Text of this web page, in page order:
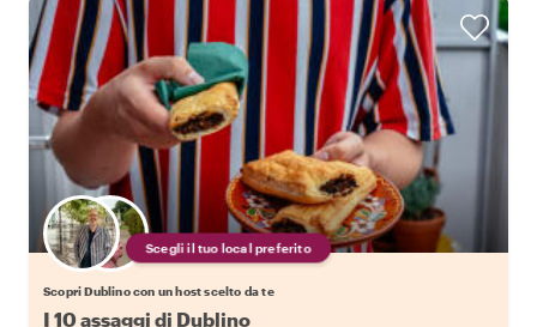
Scegli il tuo local preferito
Scopri Dublino con un host scelto da te
I 10 assaggi di Dublino